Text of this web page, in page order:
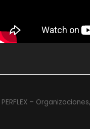
PERFLEX –